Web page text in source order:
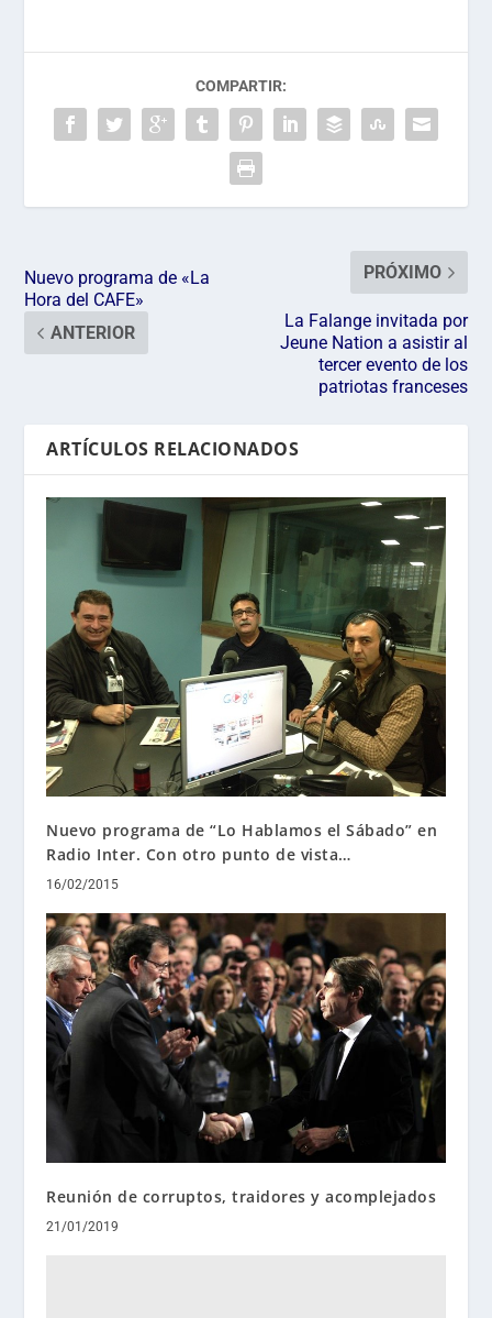
COMPARTIR:
Nuevo programa de «La
Hora del CAFE»
ANTERIOR
PRÓXIMO
La Falange invitada por
Jeune Nation a asistir al
tercer evento de los
patriotas franceses
ARTÍCULOS RELACIONADOS
Nuevo programa de “Lo Hablamos el Sábado” en
Radio Inter. Con otro punto de vista…
16/02/2015
Reunión de corruptos, traidores y acomplejados
21/01/2019